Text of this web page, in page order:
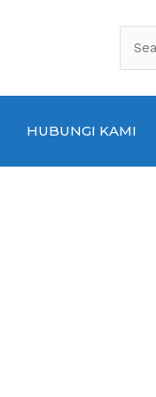
untuk:
HUBUNGI KAMI